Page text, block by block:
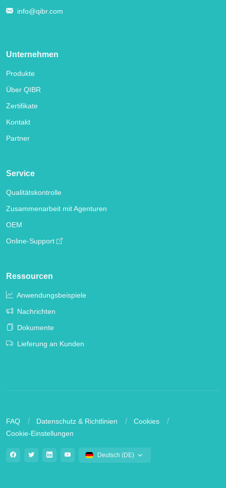
info@qibr.com
Unternehmen
Produkte
Über QIBR
Zertifikate
Kontakt
Partner
Service
Qualitätskontrolle
Zusammenarbeit mit Agenturen
OEM
Online-Support
Ressourcen
Anwendungsbeispiele
Nachrichten
Dokumente
Lieferung an Kunden
FAQ Datenschutz & Richtlinien
Cookies
Cookie-Einstellungen
Deutsch (DE)